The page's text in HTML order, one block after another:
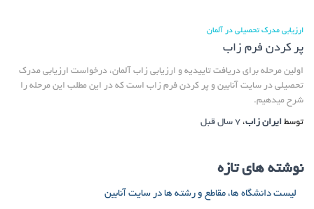
ارزیابی مدرک تحصیلی در آلمان
پر کردن فرم زاب
اولین مرحله برای دریافت تاییدیه و ارزیابی زاب آلمان، درخواست ارزیابی مدرک
تحصیلی در سایت آنابین و پر کردن فرم زاب است که در این مطلب این مرحله را
شرح میدهیم.
توسط ایران زاب، 7 سال قبل
نوشته های تازه
لیست دانشگاه ها، مقاطع و رشته ها در سایت آنابین